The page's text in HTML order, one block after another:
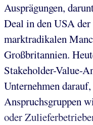
Ausprägungen,
Deal in den USA der
marktradikalen
Großbritannien.
Stakeholder-Value-
Unternehmen
Anspruchsgruppen
oder